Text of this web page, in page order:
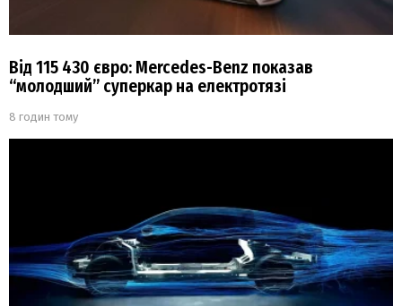
Від 115 430 євро: Mercedes-Benz показав
“молодший” суперкар на електротязі
8 годин тому